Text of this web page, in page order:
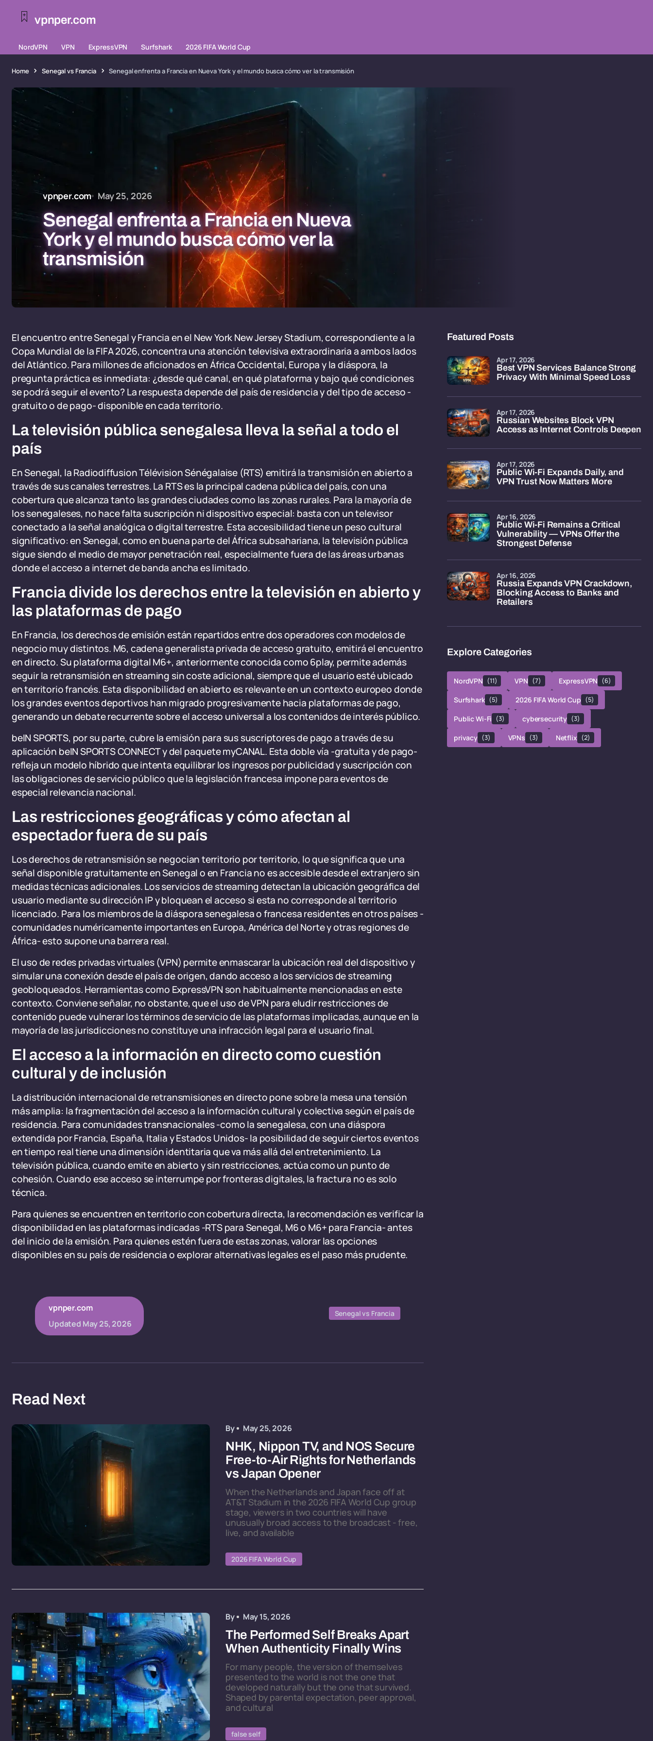
vpnper.com
NordVPN VPN ExpressVPN Surfshark 2026 FIFA World Cup
Home Senegal vs Francia Senegal enfrenta a Francia en Nueva York y el mundo busca cómo ver la transmisión
vpnper.com May 25, 2026
Senegal enfrenta a Francia en Nueva
York y el mundo busca cómo ver la
transmisión
El encuentro entre Senegal y Francia en el New York New Jersey Stadium, correspondiente a la
Copa Mundial de la FIFA 2026, concentra una atención televisiva extraordinaria a ambos lados
del Atlántico. Para millones de aficionados en África Occidental, Europa y la diáspora, la
pregunta práctica es inmediata: ¿desde qué canal, en qué plataforma y bajo qué condiciones
se podrá seguir el evento? La respuesta depende del país de residencia y del tipo de acceso -
gratuito o de pago- disponible en cada territorio.
La televisión pública senegalesa lleva la señal a todo el
país
En Senegal, la Radiodiffusion Télévision Sénégalaise (RTS) emitirá la transmisión en abierto a
través de sus canales terrestres. La RTS es la principal cadena pública del país, con una
cobertura que alcanza tanto las grandes ciudades como las zonas rurales. Para la mayoría de
los senegaleses, no hace falta suscripción ni dispositivo especial: basta con un televisor
conectado a la señal analógica o digital terrestre. Esta accesibilidad tiene un peso cultural
significativo: en Senegal, como en buena parte del África subsahariana, la televisión pública
sigue siendo el medio de mayor penetración real, especialmente fuera de las áreas urbanas
donde el acceso a internet de banda ancha es limitado.
Francia divide los derechos entre la televisión en abierto y
las plataformas de pago
En Francia, los derechos de emisión están repartidos entre dos operadores con modelos de
negocio muy distintos. M6, cadena generalista privada de acceso gratuito, emitirá el encuentro
en directo. Su plataforma digital M6+, anteriormente conocida como 6play, permite además
seguir la retransmisión en streaming sin coste adicional, siempre que el usuario esté ubicado
en territorio francés. Esta disponibilidad en abierto es relevante en un contexto europeo donde
los grandes eventos deportivos han migrado progresivamente hacia plataformas de pago,
generando un debate recurrente sobre el acceso universal a los contenidos de interés público.
beIN SPORTS, por su parte, cubre la emisión para sus suscriptores de pago a través de su
aplicación beIN SPORTS CONNECT y del paquete myCANAL. Esta doble vía -gratuita y de pago-
refleja un modelo híbrido que intenta equilibrar los ingresos por publicidad y suscripción con
las obligaciones de servicio público que la legislación francesa impone para eventos de
especial relevancia nacional.
Las restricciones geográficas y cómo afectan al
espectador fuera de su país
Los derechos de retransmisión se negocian territorio por territorio, lo que significa que una
señal disponible gratuitamente en Senegal o en Francia no es accesible desde el extranjero sin
medidas técnicas adicionales. Los servicios de streaming detectan la ubicación geográfica del
usuario mediante su dirección IP y bloquean el acceso si esta no corresponde al territorio
licenciado. Para los miembros de la diáspora senegalesa o francesa residentes en otros países -
comunidades numéricamente importantes en Europa, América del Norte y otras regiones de
África- esto supone una barrera real.
El uso de redes privadas virtuales (VPN) permite enmascarar la ubicación real del dispositivo y
simular una conexión desde el país de origen, dando acceso a los servicios de streaming
geobloqueados. Herramientas como ExpressVPN son habitualmente mencionadas en este
contexto. Conviene señalar, no obstante, que el uso de VPN para eludir restricciones de
contenido puede vulnerar los términos de servicio de las plataformas implicadas, aunque en la
mayoría de las jurisdicciones no constituye una infracción legal para el usuario final.
El acceso a la información en directo como cuestión
cultural y de inclusión
La distribución internacional de retransmisiones en directo pone sobre la mesa una tensión
más amplia: la fragmentación del acceso a la información cultural y colectiva según el país de
residencia. Para comunidades transnacionales -como la senegalesa, con una diáspora
extendida por Francia, España, Italia y Estados Unidos- la posibilidad de seguir ciertos eventos
en tiempo real tiene una dimensión identitaria que va más allá del entretenimiento. La
televisión pública, cuando emite en abierto y sin restricciones, actúa como un punto de
cohesión. Cuando ese acceso se interrumpe por fronteras digitales, la fractura no es solo
técnica.
Para quienes se encuentren en territorio con cobertura directa, la recomendación es verificar la
disponibilidad en las plataformas indicadas -RTS para Senegal, M6 o M6+ para Francia- antes
del inicio de la emisión. Para quienes estén fuera de estas zonas, valorar las opciones
disponibles en su país de residencia o explorar alternativas legales es el paso más prudente.
vpnper.com
Updated May 25, 2026
Senegal vs Francia
Read Next
By May 25, 2026
NHK, Nippon TV, and NOS Secure
Free-to-Air Rights for Netherlands
vs Japan Opener
When the Netherlands and Japan face off at
AT&T Stadium in the 2026 FIFA World Cup group
stage, viewers in two countries will have
unusually broad access to the broadcast - free,
live, and available
2026 FIFA World Cup
By May 15, 2026
The Performed Self Breaks Apart
When Authenticity Finally Wins
For many people, the version of themselves
presented to the world is not the one that
developed naturally but the one that survived.
Shaped by parental expectation, peer approval,
and cultural
false self
Featured Posts
Best VPN Services Balance Strong
Privacy With Minimal Speed Loss
Apr 17, 2026
Russian Websites Block VPN
Access as Internet Controls Deepen
Apr 17, 2026
Public Wi-Fi Expands Daily, and
VPN Trust Now Matters More
Apr 17, 2026
Public Wi-Fi Remains a Critical
Vulnerability — VPNs Offer the
Strongest Defense
Apr 16, 2026
Russia Expands VPN Crackdown,
Blocking Access to Banks and
Retailers
Apr 16, 2026
Explore Categories
NordVPN (11) VPN (7) ExpressVPN (6)
Surfshark (5) 2026 FIFA World Cup (5)
Public Wi-Fi (3) cybersecurity (3)
privacy (3) VPNs (3) Netflix (2)